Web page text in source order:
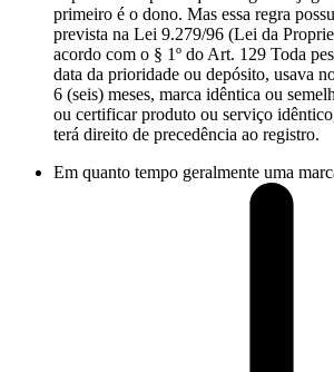
primeiro é o dono. Mas essa regra
prevista na Lei 9.279/96 (Lei da
acordo com o § 1º do Art. 129 Toda
data da prioridade ou depósito, usava
6 (seis) meses, marca idêntica ou
ou certificar produto ou serviço
terá direito de precedência ao registro.
Em quanto tempo geralmente uma